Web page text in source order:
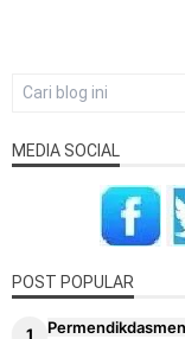
MEDIA SOCIAL
POST POPULAR